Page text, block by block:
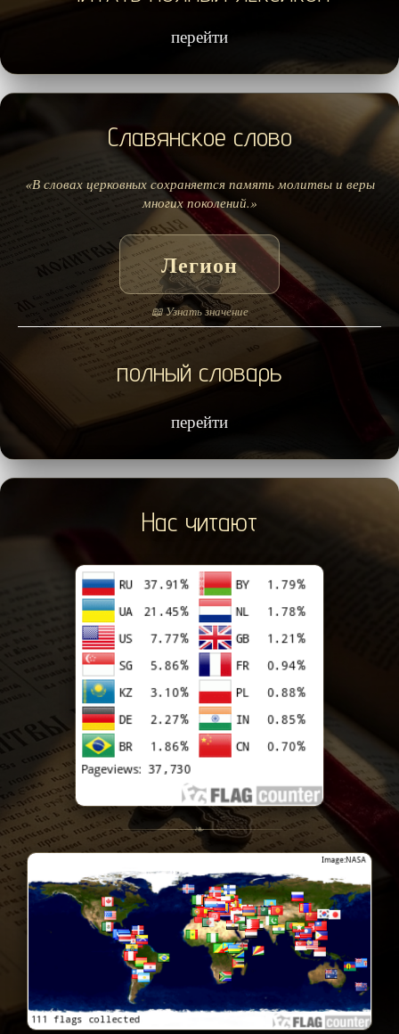
перейти
Славянское слово
«В словах церковных сохраняется память молитвы и веры
многих поколений.»
Легион
📖 Узнать значение
полный словарь
перейти
Нас читают
❧